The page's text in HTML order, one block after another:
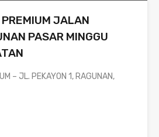
JALAN
PASAR MINGGU
– JL. PEKAYON 1, RAGUNAN,